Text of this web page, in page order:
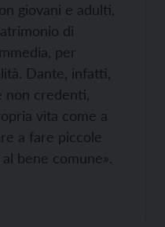
giovani e adulti,
di
per
Dante, infatti,
credenti,
vita come a
a fare piccole
bene comune».